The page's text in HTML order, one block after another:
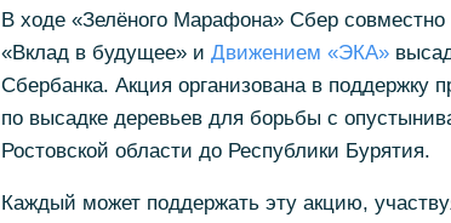
В ходе «Зелёного Марафона» Сбер
«Вклад в будущее» и Движением «ЭКА»
Сбербанка. Акция организована в поддержку
по высадке деревьев для борьбы с
Ростовской области до Республики Бурятия.
Каждый может поддержать эту акцию,